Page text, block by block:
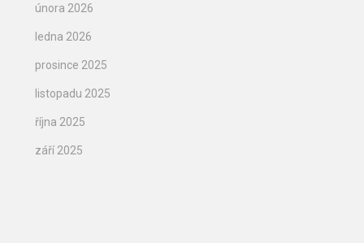
února 2026
ledna 2026
prosince 2025
listopadu 2025
října 2025
září 2025